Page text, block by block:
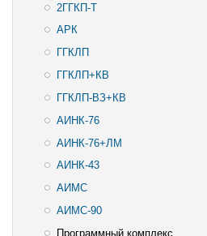
2ГГКП-T
АРК
ГГКЛП
ГГКЛП+КВ
ГГКЛП-ВЗ+КВ
АИНК-76
АИНК-76+ЛМ
АИНК-43
АИМС
АИМС-90
Программный комплекс